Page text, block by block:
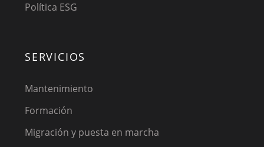
Política ESG
SERVICIOS
Mantenimiento
Formación
Migración y puesta en marcha